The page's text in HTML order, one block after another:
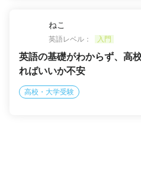
ねこ
英語レベル：
入門
英語の基礎がわからず、高
ればいいか不安
高校・大学受験